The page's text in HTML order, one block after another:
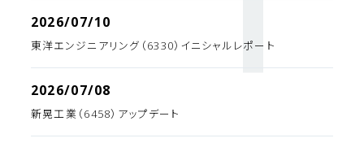
2026/07/10
東洋エンジニアリング（6330）イニシャルレポート
2026/07/08
新晃工業（6458）アップデート